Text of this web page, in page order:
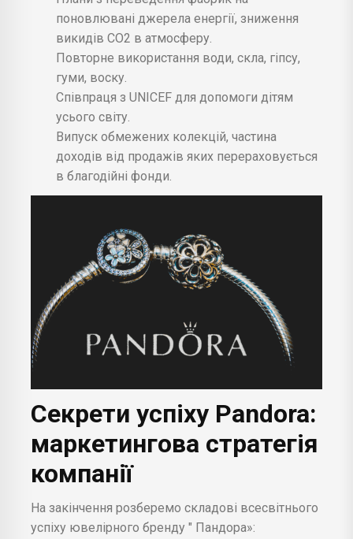
поновлювані джерела енергії, зниження
викидів СО2 в атмосферу.
Повторне використання води, скла, гіпсу,
гуми, воску.
Співпраця з UNICEF для допомоги дітям
усього світу.
Випуск обмежених колекцій, частина
доходів від продажів яких перераховується
в благодійні фонди.
Секрети успіху Pandora:
маркетингова стратегія
компанії
На закінчення розберемо складові всесвітнього
успіху ювелірного бренду " Пандора»: